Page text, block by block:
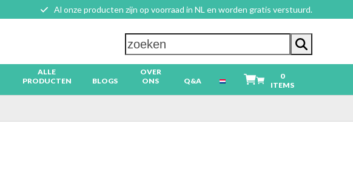
Al onze producten zijn op voorraad in NL en worden gratis verstuurd.
zoeken
ALLE
PRODUCTEN
BLOGS
OVER
ONS
Q&A
0
ITEMS